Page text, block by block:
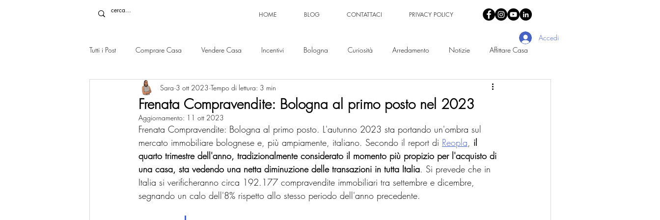
HOME BLOG CONTATTACI PRIVACY POLICY
Accedi
Tutti i Post
Comprare Casa Vendere Casa Incentivi Bologna Curiosità Arredamento Notizie Affittare Casa
Frenata Compravendite: Bologna al primo posto nel 2023
Sara 3 ott 2023 Tempo di lettura: 3 min
Aggiornamento: 11 ott 2023
Frenata Compravendite: Bologna al primo posto. L'autunno 2023 sta portando un'ombra sul
mercato immobiliare bolognese e, più ampiamente, italiano. Secondo il report di Reopla, il
quarto trimestre dell'anno, tradizionalmente considerato il momento più propizio per l'acquisto di
una casa, sta vedendo una netta diminuzione delle transazioni in tutta Italia. Si prevede che in
Italia si verificheranno circa 192.177 compravendite immobiliari tra settembre e dicembre,
segnando un calo dell'8% rispetto allo stesso periodo dell'anno precedente.